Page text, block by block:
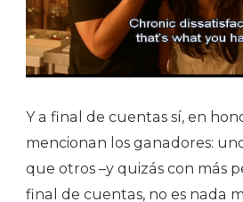
Y a final de cuentas sí, en
mencionan los ganadores:
que otros –y quizás con más
final de cuentas, no es nada